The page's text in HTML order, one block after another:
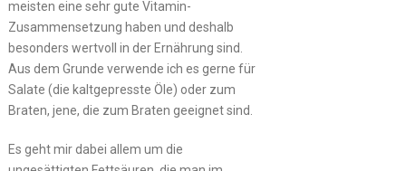
meisten eine sehr gute Vitamin-
Zusammensetzung haben und deshalb
besonders wertvoll in der Ernährung sind.
Aus dem Grunde verwende ich es gerne für
Salate (die kaltgepresste Öle) oder zum
Braten, jene, die zum Braten geeignet sind.
Es geht mir dabei allem um die